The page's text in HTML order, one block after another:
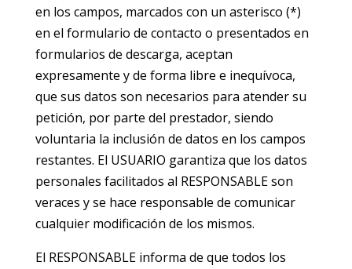
en los campos, marcados con un asterisco (*)
en el formulario de contacto o presentados en
formularios de descarga, aceptan
expresamente y de forma libre e inequívoca,
que sus datos son necesarios para atender su
petición, por parte del prestador, siendo
voluntaria la inclusión de datos en los campos
restantes. El USUARIO garantiza que los datos
personales facilitados al RESPONSABLE son
veraces y se hace responsable de comunicar
cualquier modificación de los mismos.
El RESPONSABLE informa de que todos los